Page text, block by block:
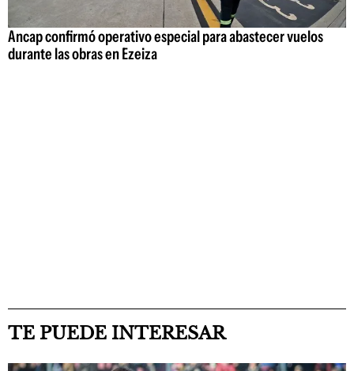
Ancap confirmó operativo especial para abastecer vuelos
durante las obras en Ezeiza
TE PUEDE INTERESAR